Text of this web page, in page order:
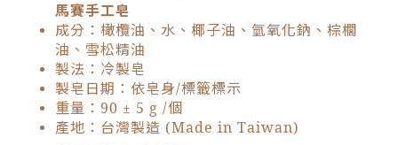
馬賽手工皂
成分：橄欖油、水、椰子油、氫氧化鈉、棕櫚
油、雪松精油
製法：冷製皂
製皂日期：依皂身/標籤標示
重量：90 ± 5 g /個
產地：台灣製造 (Made in Taiwan)